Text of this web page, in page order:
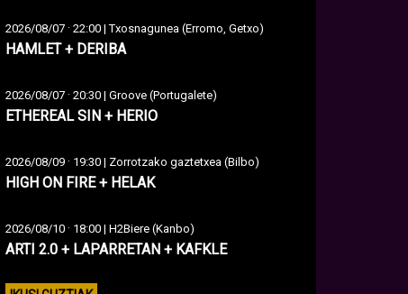
2026/08/07 · 22:00 | Txosnagunea (Erromo, Getxo)
HAMLET + DERIBA
2026/08/07 · 20:30 | Groove (Portugalete)
ETHEREAL SIN + HERIO
2026/08/09 · 19:30 | Zorrotzako gaztetxea (Bilbo)
HIGH ON FIRE + HELAK
2026/08/10 · 18:00 | H2Biere (Kanbo)
ARTI 2.0 + LAPARRETAN + KAFKLE